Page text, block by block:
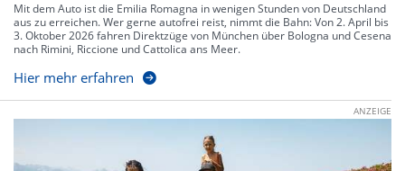
Mit dem Auto ist die Emilia Romagna in wenigen Stunden von Deutschland
aus zu erreichen. Wer gerne autofrei reist, nimmt die Bahn: Von 2. April bis
3. Oktober 2026 fahren Direktzüge von München über Bologna und Cesena
nach Rimini, Riccione und Cattolica ans Meer.
Hier mehr erfahren
ANZEIGE